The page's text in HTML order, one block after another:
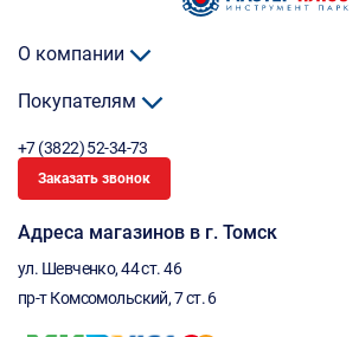
О компании
Покупателям
+7 (3822) 52-34-73
Заказать звонок
Адреса магазинов в г. Томск
ул. Шевченко, 44 ст. 46
пр-т Комсомольский, 7 ст. 6